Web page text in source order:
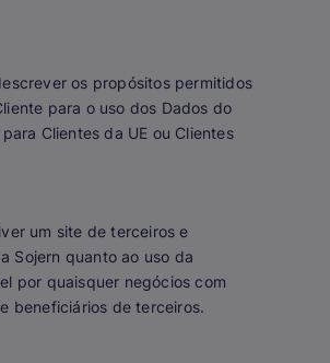
os propósitos permitidos
para o uso dos Dados do
Clientes da UE ou Clientes
um site de terceiros e
Sojern quanto ao uso da
por quaisquer negócios com
beneficiários de terceiros.